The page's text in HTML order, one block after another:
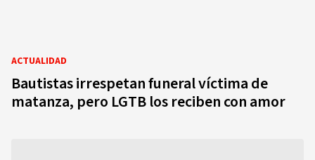
ACTUALIDAD
Bautistas irrespetan funeral víctima de
matanza, pero LGTB los reciben con amor